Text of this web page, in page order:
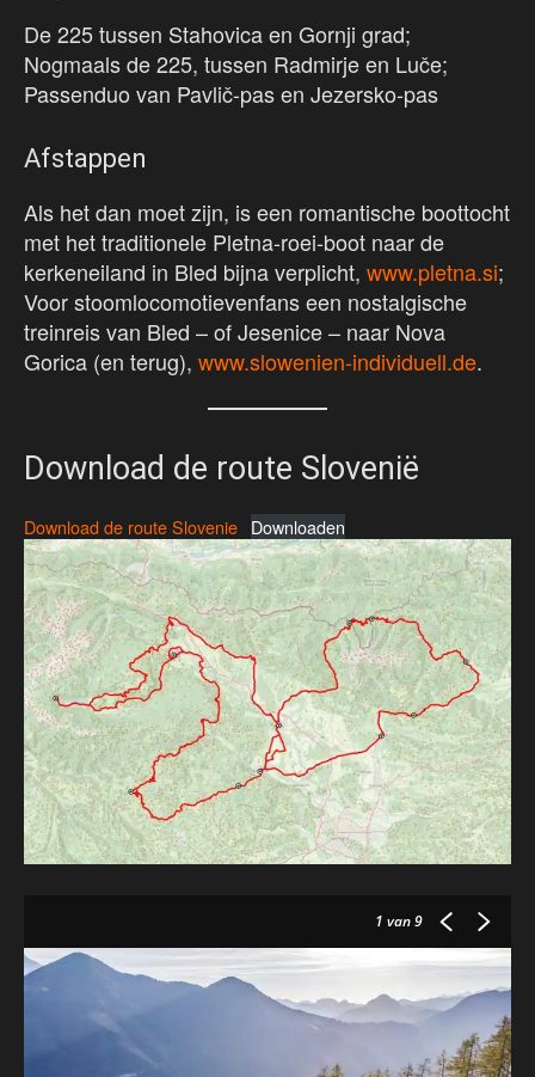
De 225 tussen Stahovica en Gornji grad;
Nogmaals de 225, tussen Radmirje en Luče;
Passenduo van Pavlič-pas en Jezersko-pas
Afstappen
Als het dan moet zijn, is een romantische boottocht
met het traditionele Pletna-roei-boot naar de
kerkeneiland in Bled bijna verplicht, www.pletna.si;
Voor stoomlocomotievenfans een nostalgische
treinreis van Bled – of Jesenice – naar Nova
Gorica (en terug), www.slowenien-individuell.de.
Download de route Slovenië
Download de route Slovenie Downloaden
1 van 9